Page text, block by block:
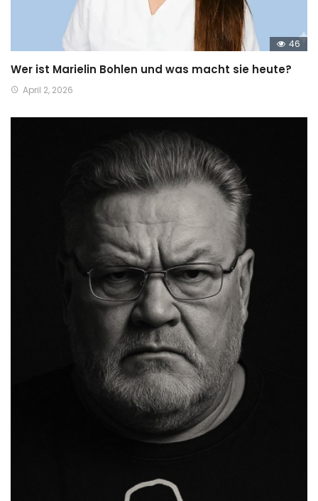
46
Wer ist Marielin Bohlen und was macht sie heute?
April 2, 2026